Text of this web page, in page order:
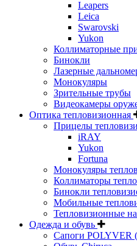
Leapers
Leica
Swarovski
Yukon
Коллиматорные
Бинокли
Лазерные
Монокуляры
Зрительные трубы
Видеокамеры
Оптика тепловизионная
Прицелы
iRAY
Yukon
Fortuna
Монокуляры
Коллиматоры
Бинокли
Мобильные
Тепловизионные
Одежда и обувь
Сапоги POLYVER